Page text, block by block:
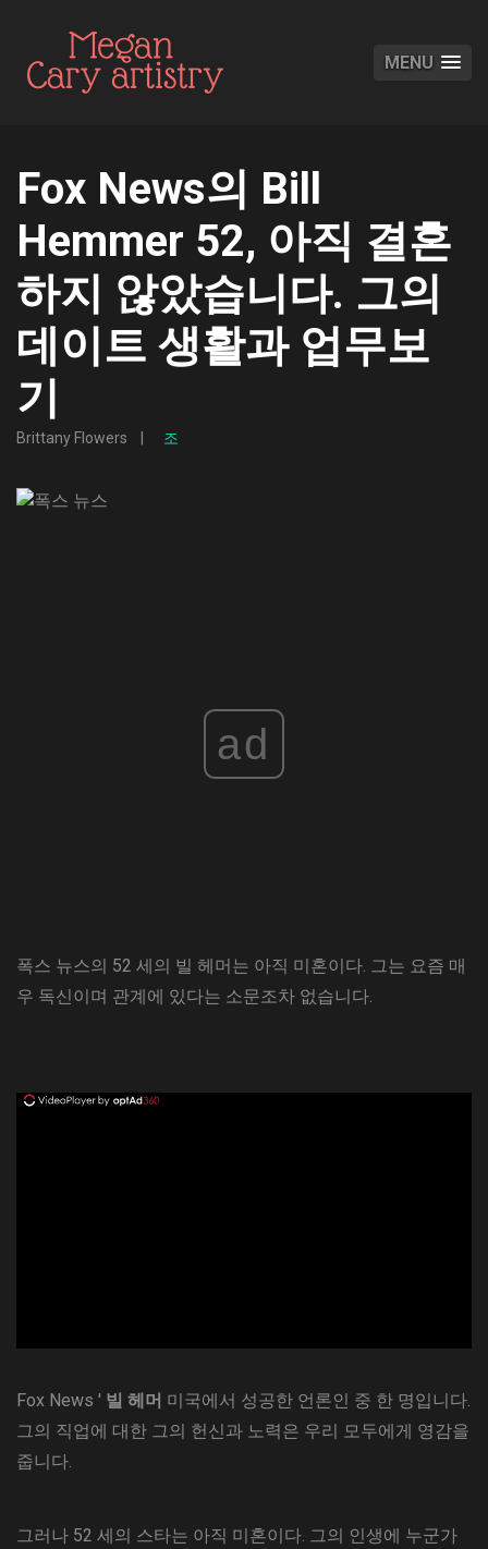
MENU
Fox News의 Bill
Hemmer 52, 아직 결혼
하지 않았습니다. 그의
데이트 생활과 업무보
기
Brittany Flowers 조
ad
폭스 뉴스의 52 세의 빌 헤머는 아직 미혼이다. 그는 요즘 매
우 독신이며 관계에 있다는 소문조차 없습니다.
Fox News ' 빌 헤머 미국에서 성공한 언론인 중 한 명입니다.
그의 직업에 대한 그의 헌신과 노력은 우리 모두에게 영감을
줍니다.
그러나 52 세의 스타는 아직 미혼이다. 그의 인생에 누군가